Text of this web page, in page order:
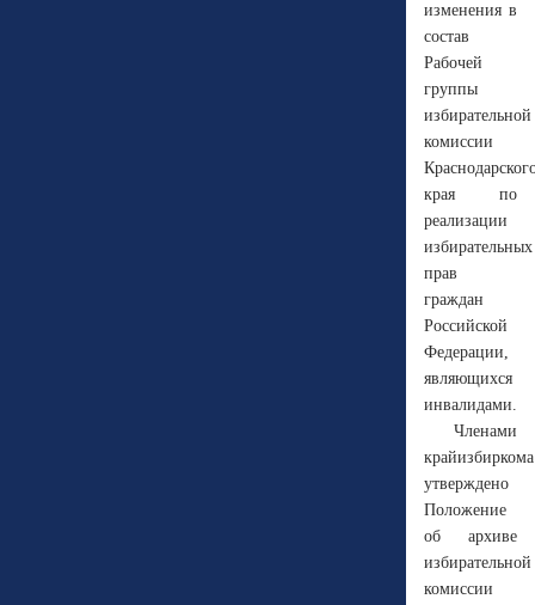
изменения в
состав
Рабочей
группы
избирательной
комиссии
края по
реализации
избирательных
прав
граждан
Российской
Федерации,
являющихся
инвалидами.
Членами
крайизбиркома
утверждено
Положение
об архиве
избирательной
комиссии